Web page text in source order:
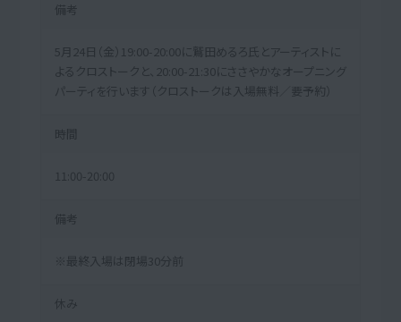
備考
5月24日（金）19:00-20:00に鷲田めるろ氏とアーティストに
よるクロストークと、20:00-21:30にささやかなオープニング
パーティを行います（クロストークは入場無料／要予約）
時間
11:00-20:00
備考
※最終入場は閉場30分前
休み